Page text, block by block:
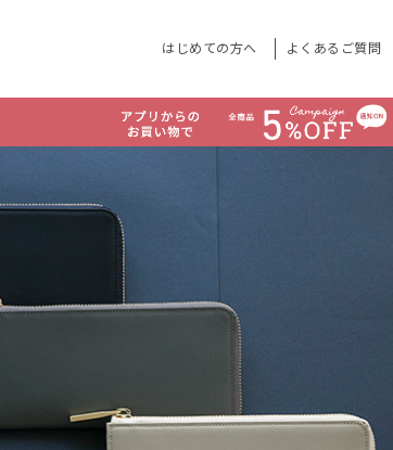
はじめての方へ よくあるご質問